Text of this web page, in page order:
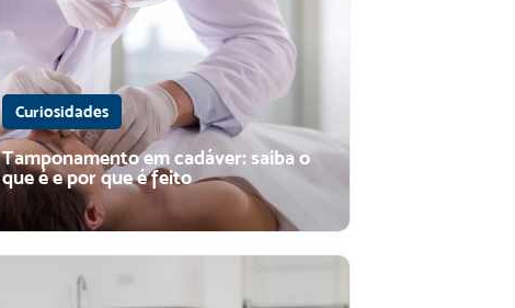
Curiosidades
Tamponamento em cadáver: saiba o
que é e por que é feito